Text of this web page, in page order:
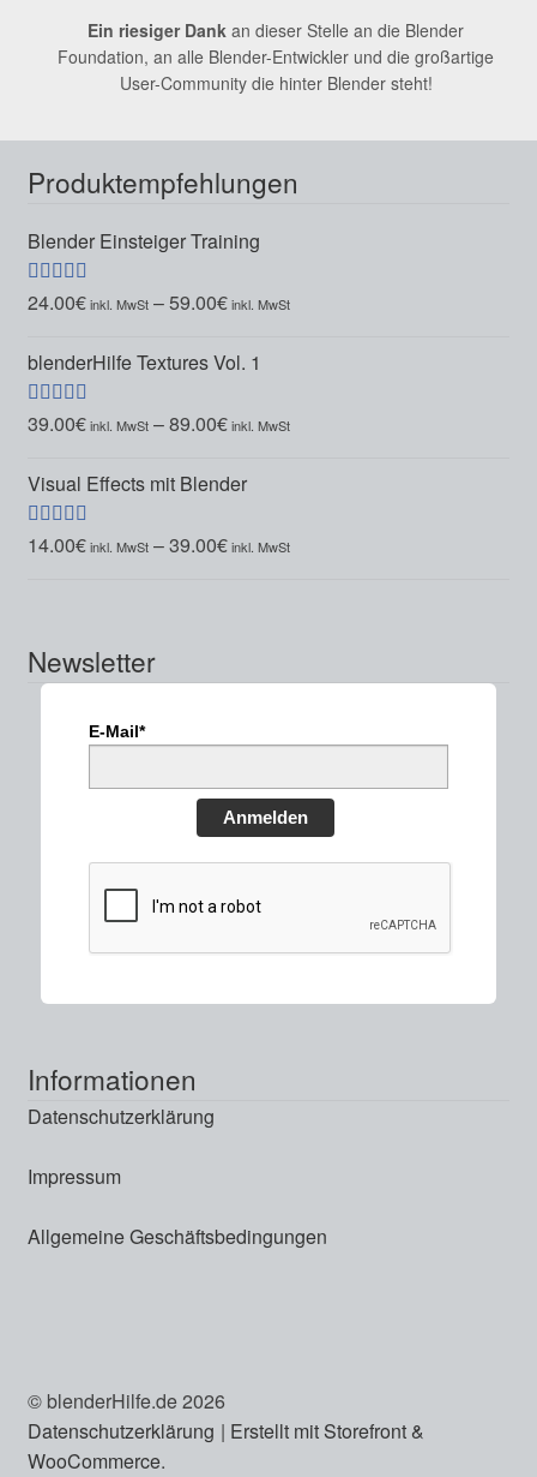
Ein riesiger Dank an dieser Stelle an die Blender
Foundation, an alle Blender-Entwickler und die großartige
User-Community die hinter Blender steht!
Produktempfehlungen
Blender Einsteiger Training
Bewertet mit
24.00€ –59.00€
blenderHilfe Textures Vol. 1
Bewertet mit
39.00€ –89.00€
Visual Effects mit Blender
Bewertet mit
14.00€ –39.00€
Newsletter
E-Mail*
Anmelden
Informationen
Datenschutzerklärung
Impressum
Allgemeine Geschäftsbedingungen
© blenderHilfe.de 2026
Datenschutzerklärung
Erstellt mit Storefront &
WooCommerce.